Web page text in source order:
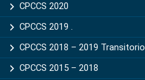
CPCCS 2020
CPCCS 2019 .
CPCCS 2018 – 2019 Transitorio
CPCCS 2015 – 2018